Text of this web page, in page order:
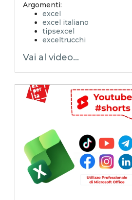
Argomenti:
excel
excel italiano
tipsexcel
exceltrucchi
Xcamp
superexcel
exceltips
microsoft excel
excel_learning
excel_master
youtubeshorts
Vai al video...